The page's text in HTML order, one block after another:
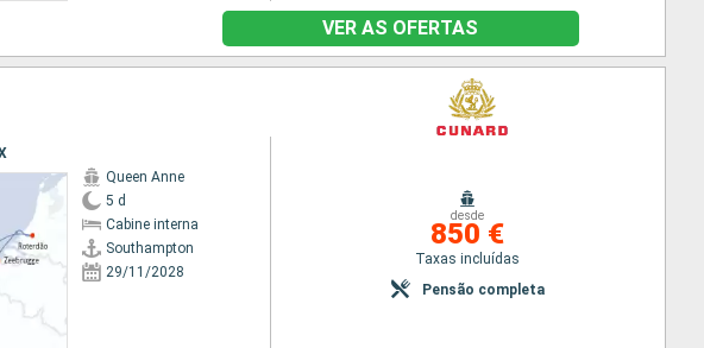
VER AS OFERTAS
Queen Anne
5 d
Cabine interna
Southampton
29/11/2028
desde
850 €
Taxas incluídas
Pensão completa